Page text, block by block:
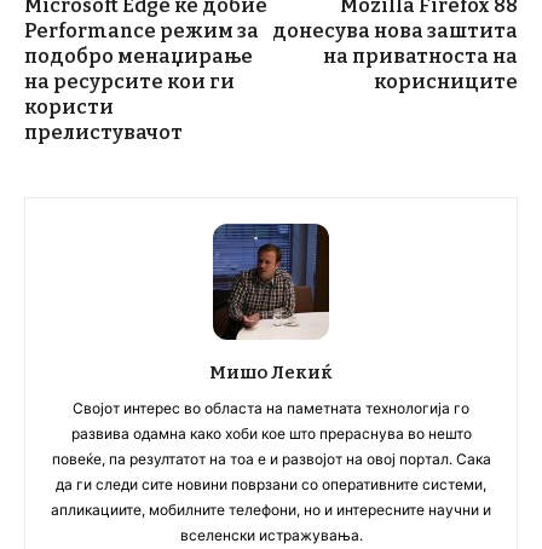
Microsoft Edge ќе добие
Performance режим за
подобро менаџирање
на ресурсите кои ги
користи
прелистувачот
Mozilla Firefox 88
донесува нова заштита
на приватноста на
корисниците
Мишо Лекиќ
Својот интерес во областа на паметната технологија го
развива одамна како хоби кое што прераснува во нешто
повеќе, па резултатот на тоа е и развојот на овој портал. Сака
да ги следи сите новини поврзани со оперативните системи,
апликациите, мобилните телефони, но и интересните научни и
вселенски истражувања.